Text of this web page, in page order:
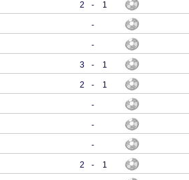
2 - 1
-
-
3 - 1
2 - 1
-
-
-
2 - 1